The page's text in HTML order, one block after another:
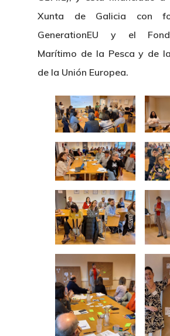
Xunta de Galicia con
GenerationEU y el
Marítimo de la Pesca y de
de la Unión Europea.